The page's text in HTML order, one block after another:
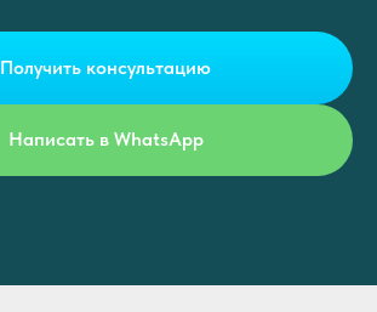
Получить консультацию
Написать в WhatsApp